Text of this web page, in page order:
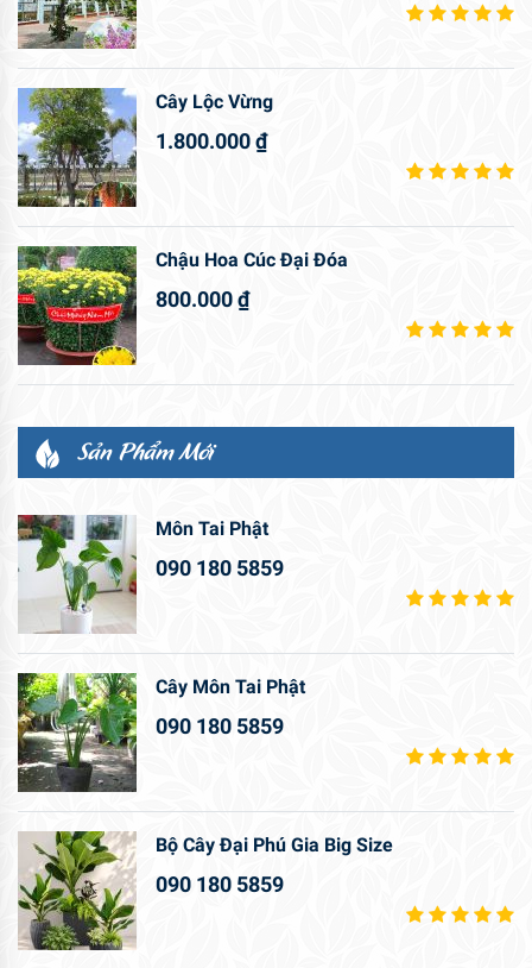
Cây Lộc Vừng
1.800.000₫
Chậu Hoa Cúc Đại Đóa
800.000₫
Sản Phẩm Mới
Môn Tai Phật
090 180 5859
Cây Môn Tai Phật
090 180 5859
Bộ Cây Đại Phú Gia Big Size
090 180 5859